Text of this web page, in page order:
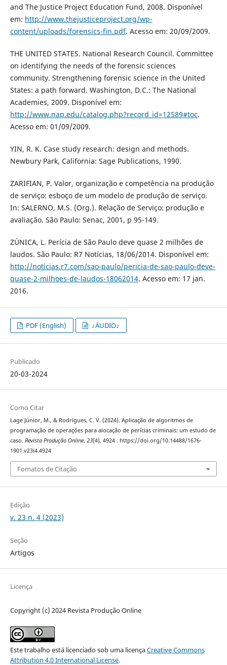
and The Justice Project Education Fund, 2008. Disponível
em: http://www.thejusticeproject.org/wp-
content/uploads/forensics-fin.pdf. Acesso em: 20/09/2009.
THE UNITED STATES. National Research Council. Committee
on identifying the needs of the forensic sciences
community. Strengthening forensic science in the United
States: a path forward. Washington, D.C.: The National
Academies, 2009. Disponível em:
http://www.nap.edu/catalog.php?record_id=12589#toc.
Acesso em: 01/09/2009.
YIN, R. K. Case study research: design and methods.
Newbury Park, California: Sage Publications, 1990.
ZARIFIAN, P. Valor, organização e competência na produção
de serviço: esboço de um modelo de produção de serviço.
In: SALERNO, M.S. (Org.). Relação de Serviço: produção e
avaliação. São Paulo: Senac, 2001, p 95-149.
ZÚNICA, L. Perícia de São Paulo deve quase 2 milhões de
laudos. São Paulo: R7 Notícias, 18/06/2014. Disponível em:
http://noticias.r7.com/sao-paulo/pericia-de-sao-paulo-deve-
quase-2-milhoes-de-laudos-18062014. Acesso em: 17 jan.
2016.
PDF (English) ♪ÁUDIO♪
Publicado
20-03-2024
Como Citar
Lage Júnior, M., & Rodrigues, C. V. (2024). Aplicação de algoritmos de
programação de operações para alocação de perícias criminais: um estudo de
caso. Revista Produção Online, 23(4), 4924 . https://doi.org/10.14488/1676-
1901.v23i4.4924
Fomatos de Citação
Edição
v. 23 n. 4 (2023)
Seção
Artigos
Licença
Copyright (c) 2024 Revista Produção Online
Este trabalho está licenciado sob uma licençaCreative Commons
Attribution 4.0 International License.